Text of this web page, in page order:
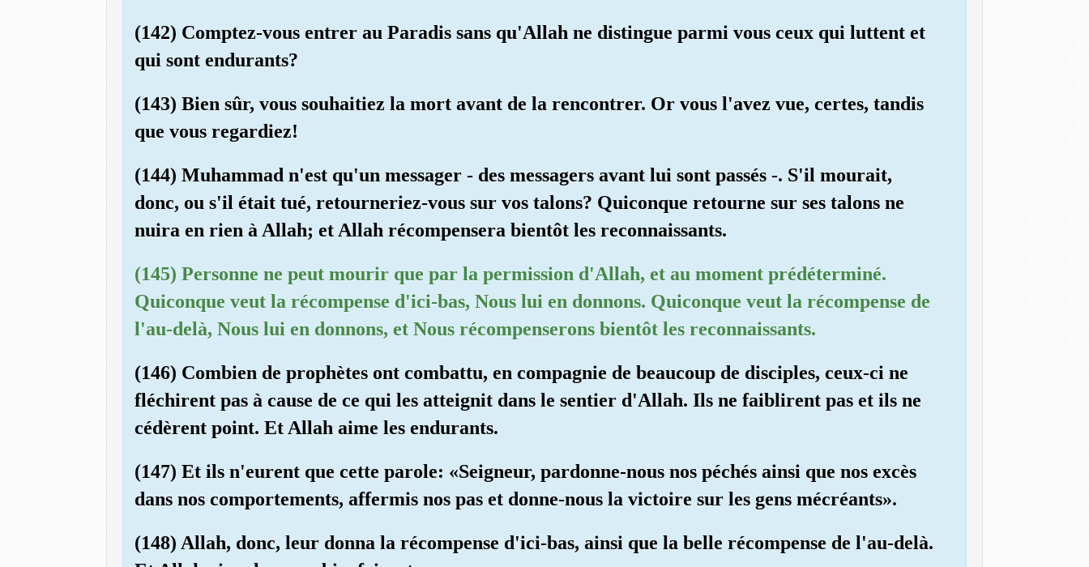
(142) Comptez-vous entrer au Paradis sans qu'Allah ne distingue parmi vous ceux qui luttent et
qui sont endurants?
(143) Bien sûr, vous souhaitiez la mort avant de la rencontrer. Or vous l'avez vue, certes, tandis
que vous regardiez!
(144) Muhammad n'est qu'un messager - des messagers avant lui sont passés -. S'il mourait,
donc, ou s'il était tué, retourneriez-vous sur vos talons? Quiconque retourne sur ses talons ne
nuira en rien à Allah; et Allah récompensera bientôt les reconnaissants.
(145) Personne ne peut mourir que par la permission d'Allah, et au moment prédéterminé.
Quiconque veut la récompense d'ici-bas, Nous lui en donnons. Quiconque veut la récompense de
l'au-delà, Nous lui en donnons, et Nous récompenserons bientôt les reconnaissants.
(146) Combien de prophètes ont combattu, en compagnie de beaucoup de disciples, ceux-ci ne
fléchirent pas à cause de ce qui les atteignit dans le sentier d'Allah. Ils ne faiblirent pas et ils ne
cédèrent point. Et Allah aime les endurants.
(147) Et ils n'eurent que cette parole: «Seigneur, pardonne-nous nos péchés ainsi que nos excès
dans nos comportements, affermis nos pas et donne-nous la victoire sur les gens mécréants».
(148) Allah, donc, leur donna la récompense d'ici-bas, ainsi que la belle récompense de l'au-delà.